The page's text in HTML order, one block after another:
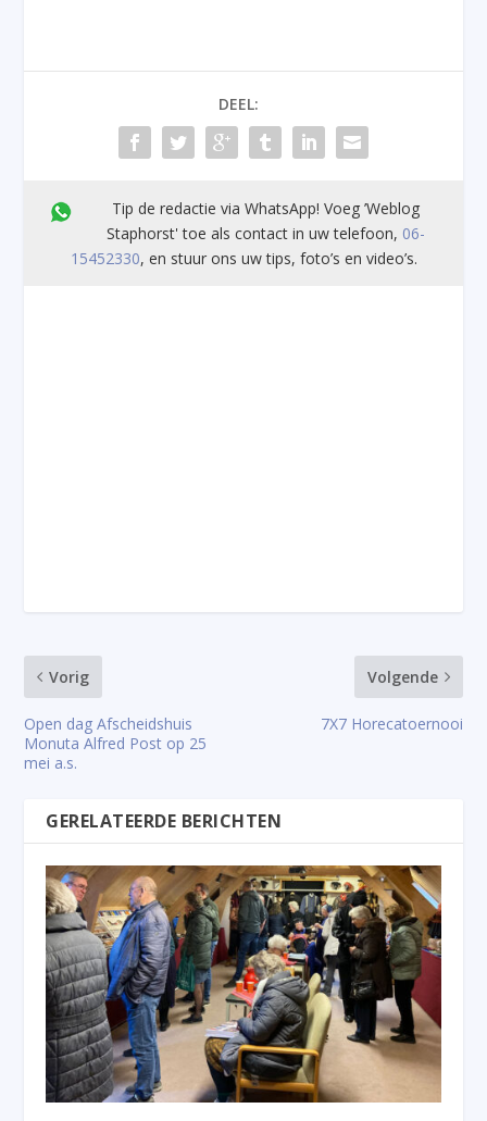
DEEL:
Tip de redactie via WhatsApp! Voeg ’Weblog
Staphorst' toe als contact in uw telefoon, 06-
15452330, en stuur ons uw tips, foto’s en video’s.
Vorig
Open dag Afscheidshuis
Monuta Alfred Post op 25
mei a.s.
Volgende
7X7 Horecatoernooi
GERELATEERDE BERICHTEN